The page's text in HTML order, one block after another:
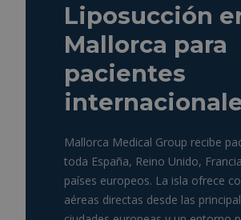
Liposucción
Mallorca para
pacientes
Mallorca Medical Group recibe
toda España, Reino Unido,
países europeos. La isla ofrece
aéreas directas desde las